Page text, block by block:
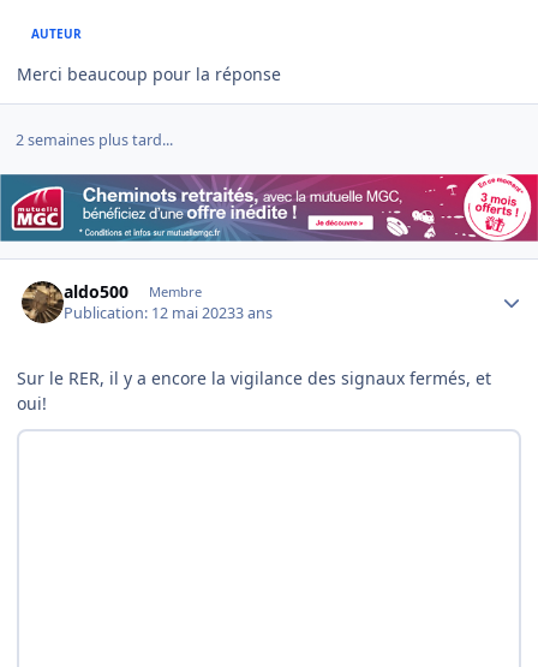
AUTEUR
Merci beaucoup pour la réponse
2 semaines plus tard...
aldo500 Membre
Publication: 12 mai 20233 ans
Sur le RER, il y a encore la vigilance des signaux fermés, et
oui!